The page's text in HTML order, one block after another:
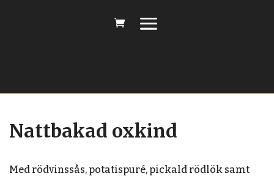
Nattbakad oxkind
Med rödvinssås, potatispuré, pickald rödlök samt